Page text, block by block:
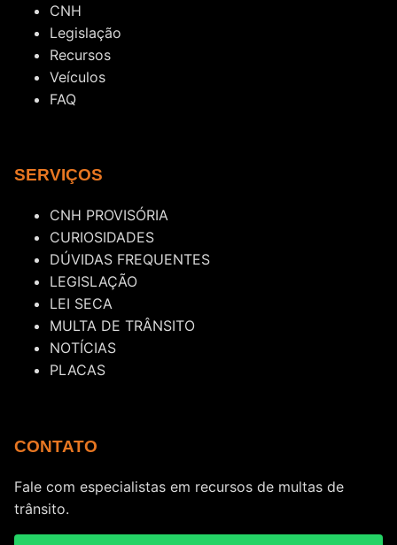
CNH
Legislação
Recursos
Veículos
FAQ
SERVIÇOS
CNH PROVISÓRIA
CURIOSIDADES
DÚVIDAS FREQUENTES
LEGISLAÇÃO
LEI SECA
MULTA DE TRÂNSITO
NOTÍCIAS
PLACAS
CONTATO
Fale com especialistas em recursos de multas de
trânsito.